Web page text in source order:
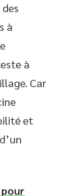
à
à
Car
et